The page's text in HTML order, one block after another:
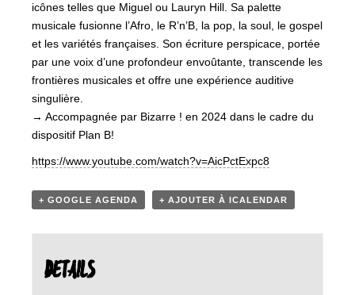
icônes telles que Miguel ou Lauryn Hill. Sa palette
musicale fusionne l’Afro, le R’n’B, la pop, la soul, le gospel
et les variétés françaises. Son écriture perspicace, portée
par une voix d’une profondeur envoûtante, transcende les
frontières musicales et offre une expérience auditive
singulière.
→ Accompagnée par Bizarre ! en 2024 dans le cadre du
dispositif Plan B!
https://www.youtube.com/watch?v=AicPctExpc8
+ GOOGLE AGENDA + AJOUTER À ICALENDAR
DETAILS